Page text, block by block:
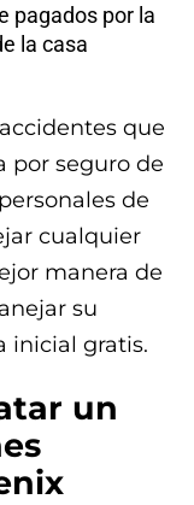
pagados por la
la casa
que
por seguro de
de
cualquier
manera de
su
inicial gratis.
un